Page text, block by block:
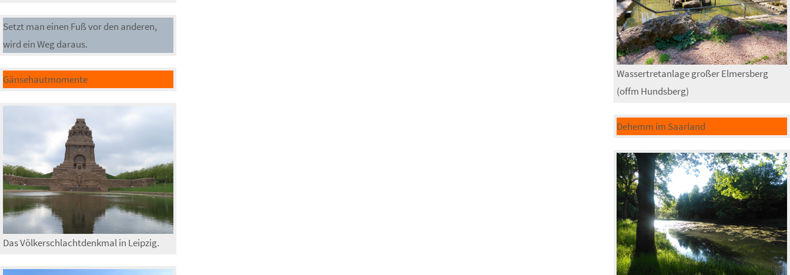
Setzt man einen Fuß vor den anderen,
wird ein Weg daraus.
Gänsehautmomente
Das Völkerschlachtdenkmal in Leipzig.
Wassertretanlage großer Elmersberg
(offm Hundsberg)
Dehemm im Saarland